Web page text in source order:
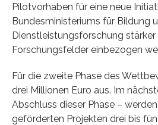
Pilotvorhaben für eine neue
Bundesministeriums für Bildung
Dienstleistungsforschung stärker
Forschungsfelder einbezogen
Für die zweite Phase des
drei Millionen Euro aus. Im
Abschluss dieser Phase –
geförderten Projekten drei bis